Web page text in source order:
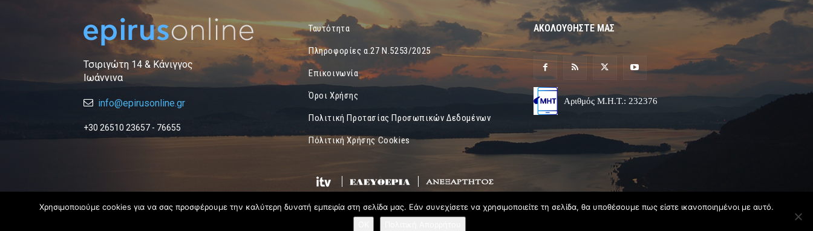
Τσιριγώτη 14 & Κάνιγγος
Ιωάννινα
info@epirusonline.gr
+30 26510 23657 - 76655
Ταυτότητα
Πληροφορίες α.27 Ν.5253/2025
Επικοινωνία
Όροι Χρήσης
Πολιτική Προτασίας Προσωπικών Δεδομένων
Πόλιτική Χρήσης Cookies
ΑΚΟΛΟΥΘΗΣΤΕ ΜΑΣ
Αριθμός Μ.Η.Τ.: 232376
Χρησιμοποιούμε cookies για να σας προσφέρουμε την καλύτερη δυνατή εμπειρία στη σελίδα μας. Εάν συνεχίσετε να χρησιμοποιείτε τη σελίδα, θα υποθέσουμε πως είστε ικανοποιημένοι με αυτό.